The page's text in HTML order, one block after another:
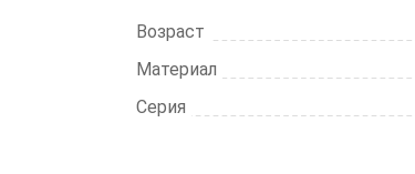
Возраст
Материал
Серия